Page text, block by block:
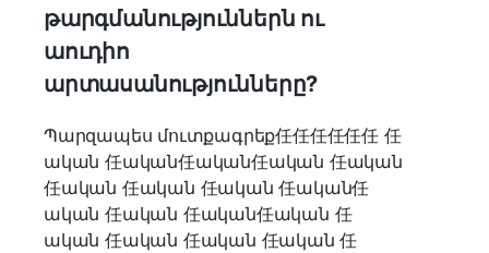
թարգմանություններն ու
աուդիո
արտասանությունները?
Պարզապես մուտքագրեք任任任任任任 任
ական 任ական任ական任ական 任ական
任ական 任ական 任ական 任ական任
ական 任ական 任ական任ական 任
ական 任ական 任ական 任ական 任